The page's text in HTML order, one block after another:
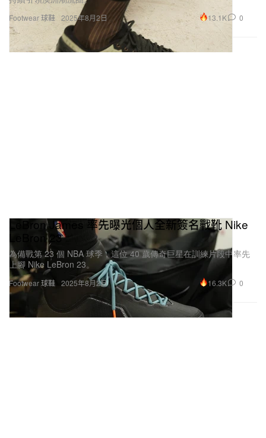
Footwear 球鞋 2025年8月2日 13.1K 0
Footwear 球鞋
LeBron James 率先曝光個人全新簽名戰靴 Nike
LeBron 23
為備戰第 23 個 NBA 球季，這位 40 歲傳奇巨星在訓練片段中率先
上腳 Nike LeBron 23。
2025年8月2日 16.3K 0